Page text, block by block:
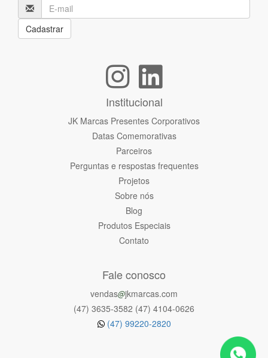
Cadastrar
Institucional
JK Marcas Presentes Corporativos
Datas Comemorativas
Parceiros
Perguntas e respostas frequentes
Projetos
Sobre nós
Blog
Produtos Especiais
Contato
Fale conosco
vendas jkmarcas.com
(47) 3635-3582 (47) 4104-0626
(47) 99220-2820